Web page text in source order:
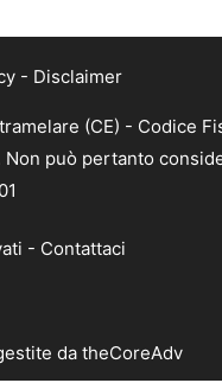
Disclaimer
(CE) - Codice
può pertanto
- Contattaci
da theCoreAdv